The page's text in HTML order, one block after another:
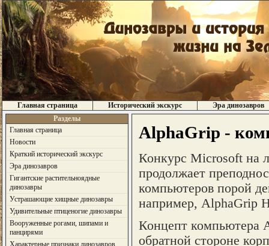
Главная страница Исторический экскурс
Эра динозавров
Разделы
Главная страница
Новости
Краткий исторический экскурс
Эра динозавров
Гигантские растительноядные
динозавры
Устрашающие хищные динозавры
Удивительные птиценогие динозавры
Вооруженные рогами, шипами и
панцирями
Характерные признаки динозавров
AlphaGrip -
Конкурс Microsoft на
продолжает
компьютеров порой
например, AlphaGrip
Концепт компьютера
обратной стороне